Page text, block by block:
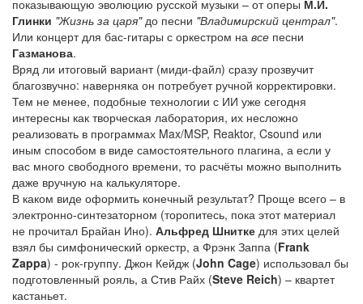
показывающую эволюцию русской музыки – от оперы М.И.
Глинки "Жизнь за царя"до песни "Владимирский централ".
Или концерт для бас-гитары с оркестром на все песни
Газманова.
Вряд ли итоговый вариант (миди-файл) сразу прозвучит
благозвучно: наверняка он потребует ручной корректировки.
Тем не менее, подобные технологии с ИИ уже сегодня
интересны как творческая лаборатория, их несложно
реализовать в программах Max/MSP, Reaktor, Csound или
иным способом в виде самостоятельного плагина, а если у
вас много свободного времени, то расчёты можно выполнить
даже вручную на калькуляторе.
В каком виде оформить конечный результат? Проще всего – в
электронно-синтезаторном (торопитесь, пока этот материал
не прочитал Брайан Ино). Альфред Шнитке для этих целей
взял бы симфонический оркестр, а Фрэнк Заппа (Frank
Zappa) - рок-группу. Джон Кейдж (John Cage) использовал бы
подготовленный рояль, а Стив Райх (Steve Reich) – квартет
кастаньет.